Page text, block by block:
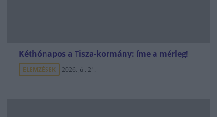
Kéthónapos a Tisza-kormány: íme a mérleg!
ELEMZÉSEK 2026. júl. 21.